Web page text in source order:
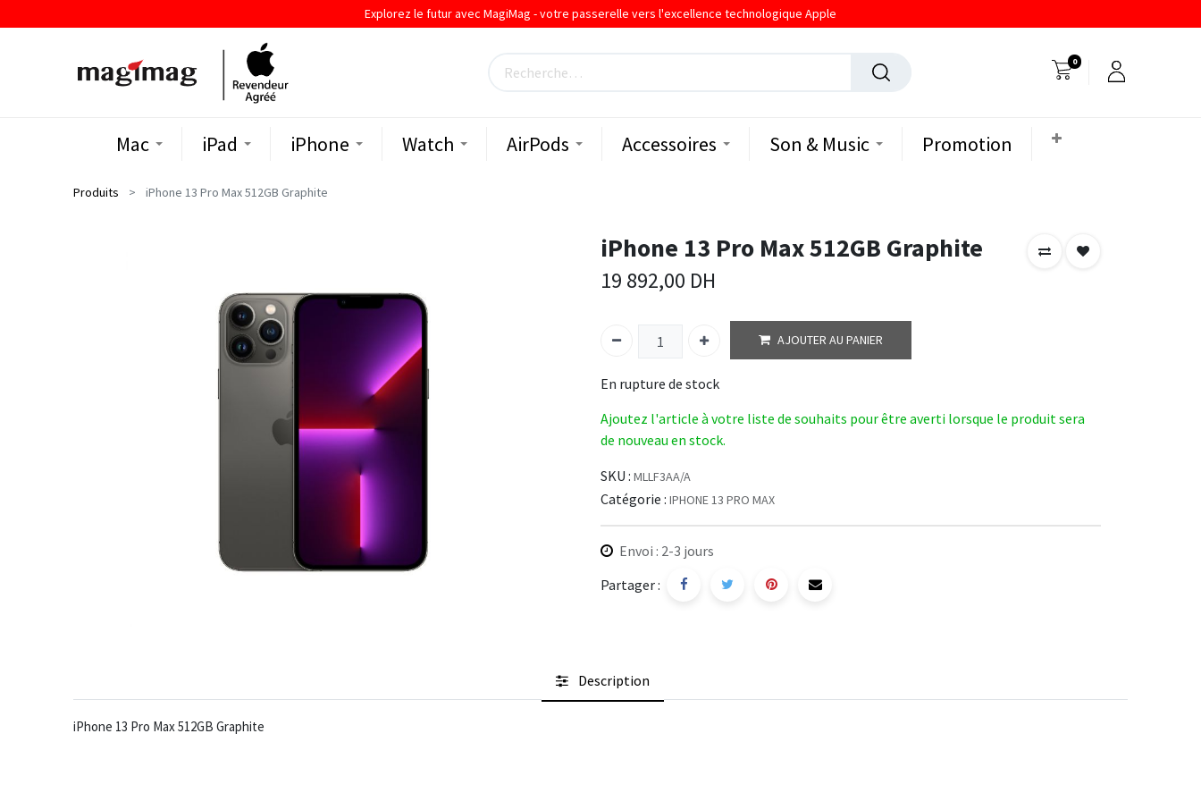
Explorez le futur avec MagiMag - votre passerelle vers l'excellence technologique Apple
0
Mac iPad iPhone Watch AirPods Accessoires Son & Music Promotion
Produits iPhone 13 Pro Max 512GB Graphite
iPhone 13 Pro Max 512GB Graphite
19 892,00 DH
AJOUTER AU PANIER
En rupture de stock
Ajoutez l'article à votre liste de souhaits pour être averti lorsque le produit sera
de nouveau en stock.
SKU : MLLF3AA/A
Catégorie : IPHONE 13 PRO MAX
Envoi : 2-3 jours
Partager :
Description
iPhone 13 Pro Max 512GB Graphite